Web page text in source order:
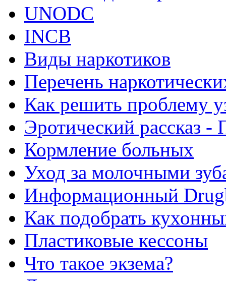
UNODC
INCB
Виды наркотиков
Перечень
Как решить проблему
Эротический рассказ -
Кормление больных
Уход за молочными
Информационный
Как подобрать
Пластиковые кессоны
Что такое экзема?